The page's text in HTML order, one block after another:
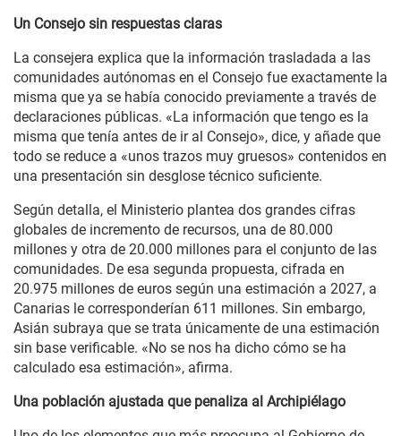
Un Consejo sin respuestas claras
La consejera explica que la información trasladada a las
comunidades autónomas en el Consejo fue exactamente la
misma que ya se había conocido previamente a través de
declaraciones públicas. «La información que tengo es la
misma que tenía antes de ir al Consejo», dice, y añade que
todo se reduce a «unos trazos muy gruesos» contenidos en
una presentación sin desglose técnico suficiente.
Según detalla, el Ministerio plantea dos grandes cifras
globales de incremento de recursos, una de 80.000
millones y otra de 20.000 millones para el conjunto de las
comunidades. De esa segunda propuesta, cifrada en
20.975 millones de euros según una estimación a 2027, a
Canarias le corresponderían 611 millones. Sin embargo,
Asián subraya que se trata únicamente de una estimación
sin base verificable. «No se nos ha dicho cómo se ha
calculado esa estimación», afirma.
Una población ajustada que penaliza al Archipiélago